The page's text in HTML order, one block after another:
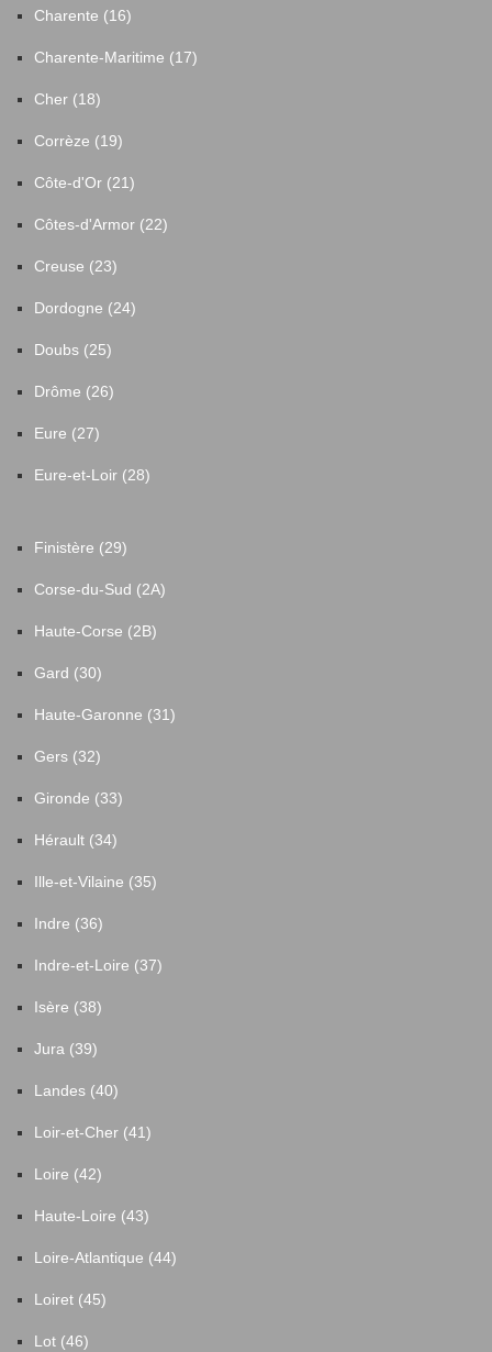
Charente (16)
Charente-Maritime (17)
Cher (18)
Corrèze (19)
Côte-d'Or (21)
Côtes-d'Armor (22)
Creuse (23)
Dordogne (24)
Doubs (25)
Drôme (26)
Eure (27)
Eure-et-Loir (28)
Finistère (29)
Corse-du-Sud (2A)
Haute-Corse (2B)
Gard (30)
Haute-Garonne (31)
Gers (32)
Gironde (33)
Hérault (34)
Ille-et-Vilaine (35)
Indre (36)
Indre-et-Loire (37)
Isère (38)
Jura (39)
Landes (40)
Loir-et-Cher (41)
Loire (42)
Haute-Loire (43)
Loire-Atlantique (44)
Loiret (45)
Lot (46)